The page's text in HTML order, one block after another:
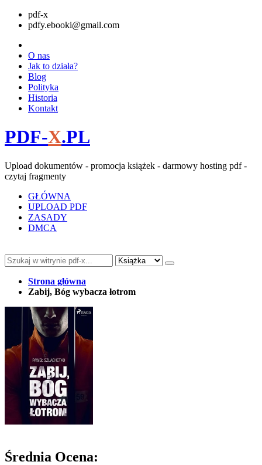
pdf-x
pdfy.ebooki@gmail.com
O nas
Jak to działa?
Blog
Polityka
Historia
Kontakt
PDF-X.PL
Upload dokumentów - promocja książek - darmowy hosting pdf -
czytaj fragmenty
GŁÓWNA
UPLOAD PDF
ZASADY
DMCA
Strona główna
Zabij, Bóg wybacza łotrom
Średnia Ocena: